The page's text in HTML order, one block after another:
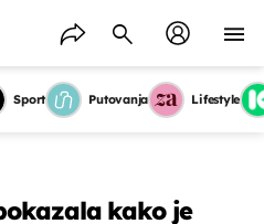
Sport Putovanja Lifestyle
kako je